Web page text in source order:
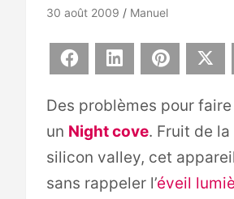
30 août 2009 Manuel
Facebook LinkedIn Pinterest
Des problèmes pour
un Night cove. Fruit de
silicon valley, cet
sans rappeler l’éveil